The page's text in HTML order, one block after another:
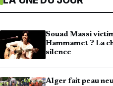
Souad Massi
Hammamet ? La
silence
Alger fait peau